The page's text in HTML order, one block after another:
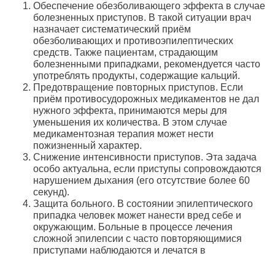
Обеспечение обезболивающего эффекта в случае
болезненных приступов. В такой ситуации врач
назначает систематический приём
обезболивающих и противоэпилептических
средств. Также пациентам, страдающим
болезненными припадками, рекомендуется часто
употреблять продукты, содержащие кальций.
Предотвращение повторных приступов. Если
приём противосудорожных медикаментов не дал
нужного эффекта, принимаются меры для
уменьшения их количества. В этом случае
медикаментозная терапия может нести
пожизненный характер.
Снижение интенсивности приступов. Эта задача
особо актуальна, если приступы сопровождаются
нарушением дыхания (его отсутствие более 60
секунд).
Защита больного. В состоянии эпилептического
припадка человек может нанести вред себе и
окружающим. Больные в процессе лечения
сложной эпилепсии с часто повторяющимися
приступами наблюдаются и лечатся в